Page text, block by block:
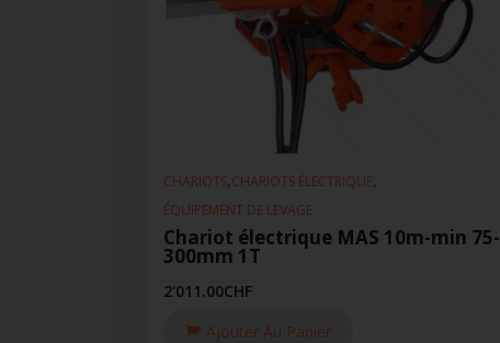
CHARIOTS,CHARIOTS ÉLECTRIQUE,
ÉQUIPEMENT DE LEVAGE
Chariot électrique MAS 10m-min 75-
300mm 1T
2'011.00CHF
Ajouter Au Panier